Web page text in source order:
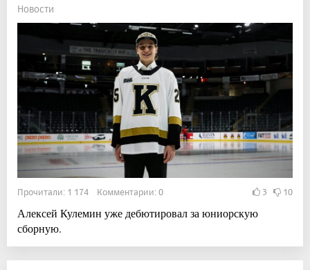
Новости
Прочитали: 1 174 Комментарии: 0 3 10
Алексей Кулемин уже дебютировал за юниорскую
сборную.